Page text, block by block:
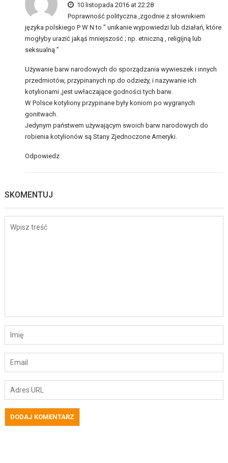
10 listopada 2016 at 22:28
Poprawność polityczna ,zgodnie z słownikiem
języka polskiego P W N to ” unikanie wypowiedzi lub działań, które
mogłyby urazić jakąś mniejszość ; np. etniczną , religijną lub
seksualną ”
Używanie barw narodowych do sporządzania wywieszek i innych
przedmiotów, przypinanych np.do odzieży, i nazywanie ich
kotylionami ,jest uwłaczające godności tych barw.
W Polsce kotyliony przypinane były koniom po wygranych
gonitwach.
Jedynym państwem używającym swoich barw narodowych do
robienia kotylionów są Stany Zjednoczone Ameryki.
Odpowiedz
SKOMENTUJ